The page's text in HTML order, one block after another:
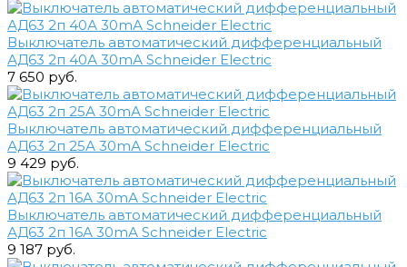
Выключатель автоматический дифференциальный
АД63 2п 40А 30mА Schneider Electric
7 650 руб.
Выключатель автоматический дифференциальный
АД63 2п 25А 30mА Schneider Electric
9 429 руб.
Выключатель автоматический дифференциальный
АД63 2п 16А 30mА Schneider Electric
9 187 руб.